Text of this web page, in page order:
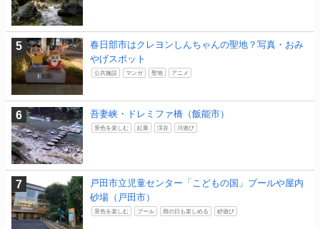
春日部市はクレヨンしんちゃんの聖地？写真・おみ
やげスポット
公共施設 マンガ 聖地 アニメ
吾妻峡・ドレミファ橋（飯能市）
景色を楽しむ 紅葉 渓谷 川遊び
戸田市立児童センター「こどもの国」プールや屋内
砂場（戸田市）
景色を楽しむ プール 雨の日も楽しめる 砂遊び